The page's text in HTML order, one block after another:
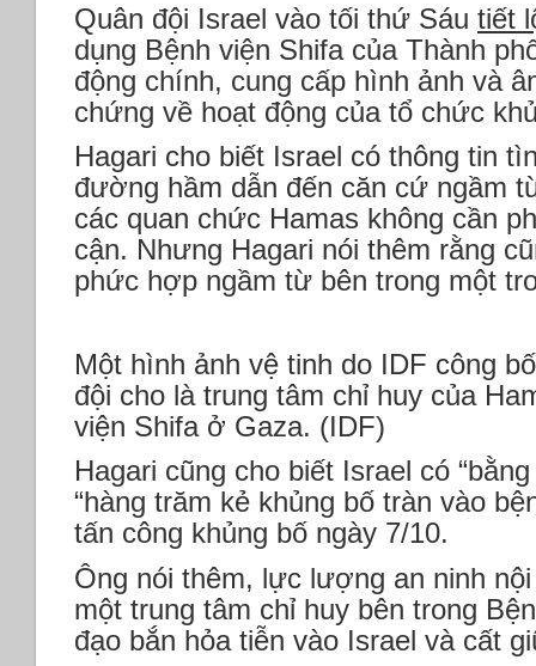
Quân đội Israel vào tối thứ Sáu tiết
dụng Bệnh viện Shifa của Thành
động chính, cung cấp hình ảnh và
chứng về hoạt động của tổ chức
Hagari cho biết Israel có thông tin
đường hầm dẫn đến căn cứ ngầm
các quan chức Hamas không cần
cận. Nhưng Hagari nói thêm rằng
phức hợp ngầm từ bên trong một
Một hình ảnh vệ tinh do IDF công
đội cho là trung tâm chỉ huy của
viện Shifa ở Gaza. (IDF)
Hagari cũng cho biết Israel có
“hàng trăm kẻ khủng bố tràn vào
tấn công khủng bố ngày 7/10.
Ông nói thêm, lực lượng an ninh
một trung tâm chỉ huy bên trong
đạo bắn hỏa tiễn vào Israel và cất